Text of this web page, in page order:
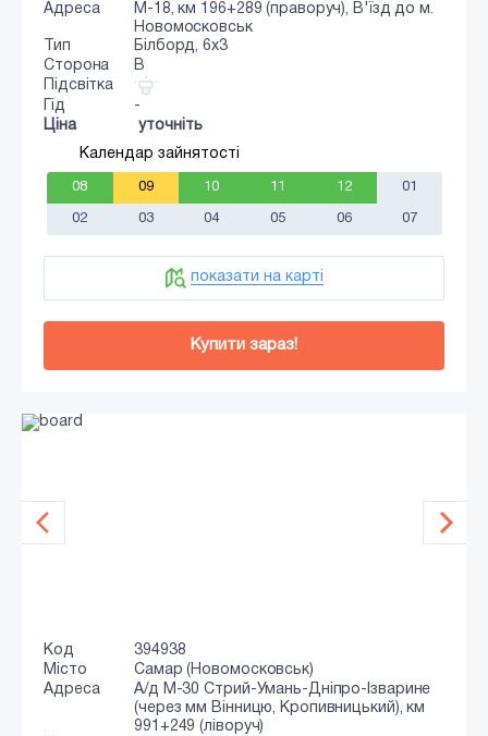
Адреса
М-18, км 196+289 (праворуч), В'їзд до м.
Новомосковськ
Тип
Білборд, 6х3
Сторона
B
Підсвітка
Гід
-
Ціна
уточніть
Календар зайнятості
08 09 10 11 12 01
02 03 04 05 06 07
показати на карті
Купити зараз!
Код
394938
Місто
Самар (Новомосковськ)
Адреса
А/д M-30 Стрий-Умань-Дніпро-Ізварине
(через мм Вінницю, Кропивницький), км
991+249 (ліворуч)